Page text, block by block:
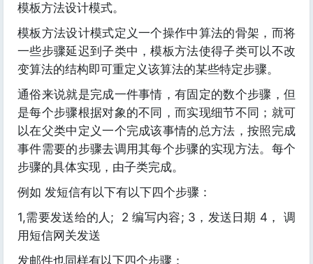
模板方法设计模式。
模板方法设计模式定义一个操作中算法的骨架，而将
一些步骤延迟到子类中，模板方法使得子类可以不改
变算法的结构即可重定义该算法的某些特定步骤。
通俗来说就是完成一件事情，有固定的数个步骤，但
是每个步骤根据对象的不同，而实现细节不同；就可
以在父类中定义一个完成该事情的总方法，按照完成
事件需要的步骤去调用其每个步骤的实现方法。每个
步骤的具体实现，由子类完成。
例如 发短信有以下有以下四个步骤：
1,需要发送给的人; 2 编写内容; 3，发送日期 4， 调
用短信网关发送
发邮件也同样有以下四个步骤：